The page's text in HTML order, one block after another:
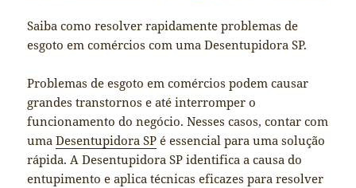
Saiba como resolver rapidamente problemas de
esgoto em comércios com uma Desentupidora SP.
Problemas de esgoto em comércios podem causar
grandes transtornos e até interromper o
funcionamento do negócio. Nesses casos, contar com
umaDesentupidora SP é essencial para uma solução
rápida. A Desentupidora SP identifica a causa do
entupimento e aplica técnicas eficazes para resolver